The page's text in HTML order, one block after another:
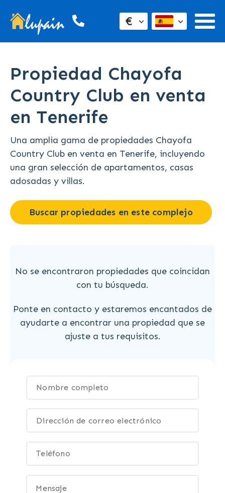
€
Propiedad Chayofa
Country Club en venta
en Tenerife
Una amplia gama de propiedades Chayofa
Country Club en venta en Tenerife, incluyendo
una gran selección de apartamentos, casas
adosadas y villas.
Buscar propiedades en este complejo
No se encontraron propiedades que coincidan
con tu búsqueda.
Ponte en contacto y estaremos encantados de
ayudarte a encontrar una propiedad que se
ajuste a tus requisitos.